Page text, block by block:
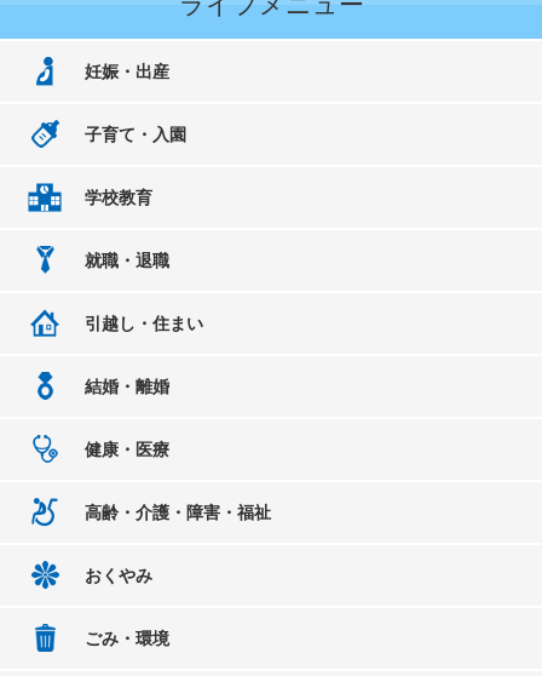
妊娠・出産
子育て・入園
学校教育
就職・退職
引越し・住まい
結婚・離婚
健康・医療
高齢・介護・障害・福祉
おくやみ
ごみ・環境